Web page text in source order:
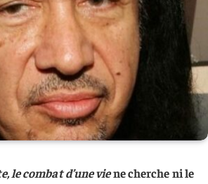
le combat d’une viene cherche ni le